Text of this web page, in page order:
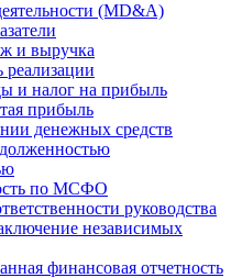
(MD&A)
и выручка
реализации
и налог на прибыль
прибыль
денежных средств
по МСФО
руководства
независимых
финансовая отчетность